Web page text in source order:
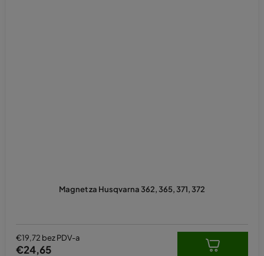
Magnet za Husqvarna 362, 365, 371, 372
€19,72 bez PDV-a
€24,65